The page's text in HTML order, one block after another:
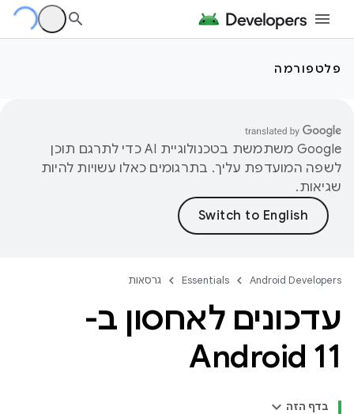
פלטפורמה
‫Google משתמשת בטכנולוגיית AI כדי לתרגם תוכן
לשפה המועדפת עליך. בתרגומים כאלו עשויות להיות
שגיאות.
Android Developers
Essentials גרסאות
עדכונים לאחסון ב-
Android 11
בדף הזה